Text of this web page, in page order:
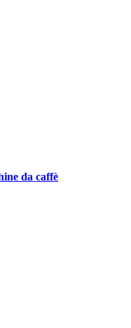
da caffè